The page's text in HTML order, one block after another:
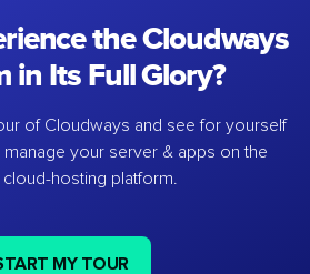
the Cloudways
in Its Full Glory?
of Cloudways and see for yourself
your server & apps on the
cloud-hosting platform.
MY TOUR